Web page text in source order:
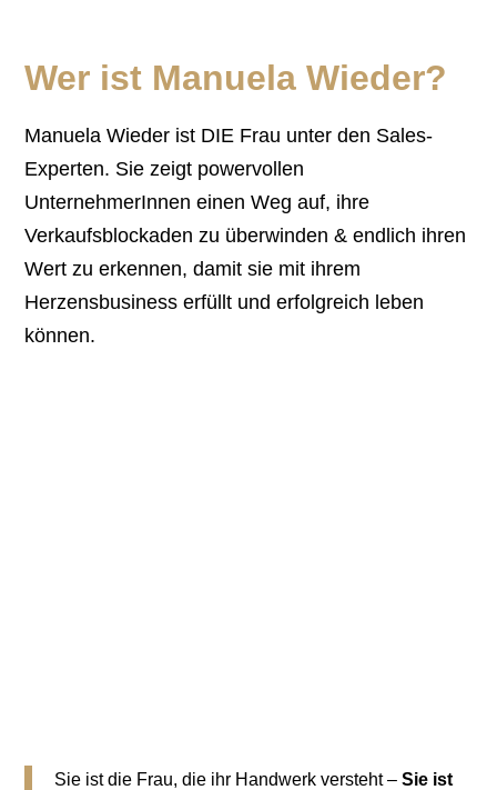
Wer ist Manuela Wieder?
Manuela Wieder ist DIE Frau unter den Sales-
Experten. Sie zeigt powervollen
UnternehmerInnen einen Weg auf, ihre
Verkaufsblockaden zu überwinden & endlich ihren
Wert zu erkennen, damit sie mit ihrem
Herzensbusiness erfüllt und erfolgreich leben
können.
Sie ist die Frau, die ihr Handwerk versteht –Sie ist